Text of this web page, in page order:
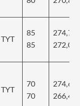
TYT
85
85
TYT
70
70
274,61